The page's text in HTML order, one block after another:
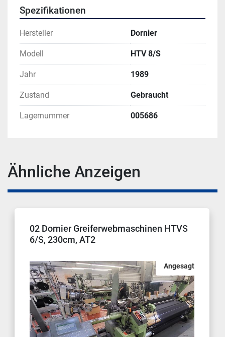
Spezifikationen
Hersteller Dornier
Modell HTV 8/S
Jahr 1989
Zustand Gebraucht
Lagernummer 005686
Ähnliche Anzeigen
02 Dornier Greiferwebmaschinen HTVS
6/S, 230cm, AT2
Angesagt